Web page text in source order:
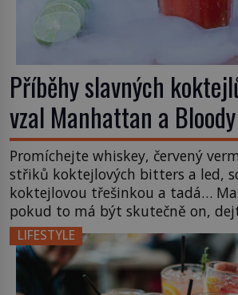
Příběhy slavných
vzal Manhattan a
Promíchejte whiskey, červený
střiků koktejlových bitters a led,
koktejlovou třešinkou a tadá…
pokud to má být skutečně on,
místo klasické americké rye
bourbonu nepoužijete skotskou
stane? Inu, koktejl bude stále
nebude Manhattan ale […]
LIFESTYLE